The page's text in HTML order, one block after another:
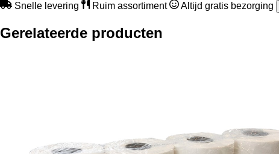
Snelle levering Ruim assortiment Altijd gratis bezorging
Gerelateerde producten